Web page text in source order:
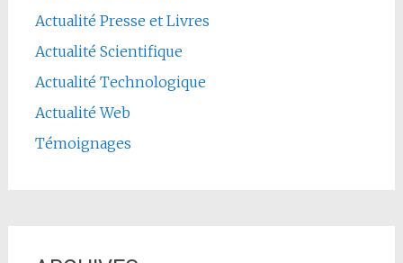
Actualité Presse et Livres
Actualité Scientifique
Actualité Technologique
Actualité Web
Témoignages